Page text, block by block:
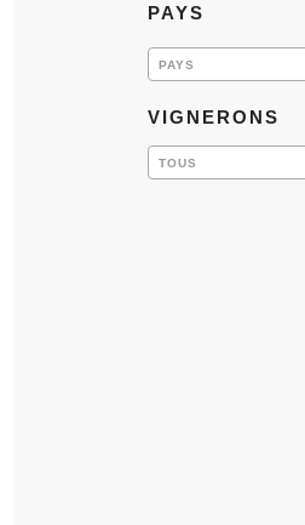
PAYS
PAYS
VIGNERONS
TOUS